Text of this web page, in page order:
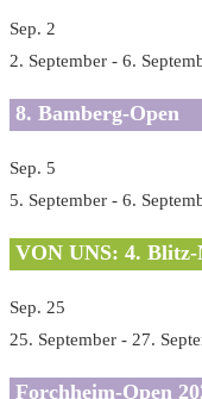
Sep. 2
2. September - 6.
8. Bamberg-Open
Sep. 5
5. September - 6.
VON UNS: 4.
Sep. 25
25. September - 27.
Forchheim-Open